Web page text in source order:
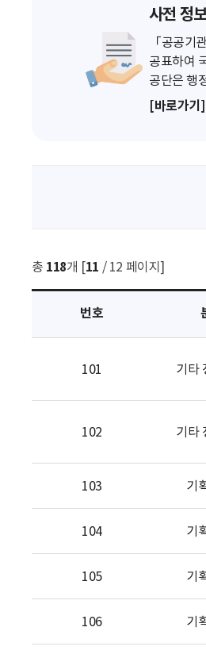
사전 정
「공공기
공표하여
공단은 행
[바로가기
총 118개 [11 / 12 페이지]
번호
101 기타
102 기타
103 기
104 기
105 기
106 기